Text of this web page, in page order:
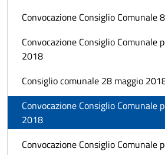
Convocazione Consiglio Comunale
Convocazione Consiglio Comunale
2018
Consiglio comunale 28 maggio
Convocazione Consiglio Comunale
2018
Convocazione Consiglio Comunale